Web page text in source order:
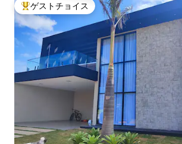
大好評のゲストチョイスです。
ゲストチョイス